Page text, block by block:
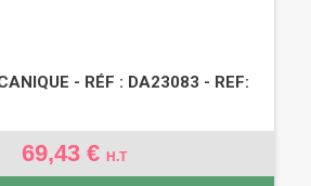
- RÉF : DA23083 - REF:
69,43 € H.T